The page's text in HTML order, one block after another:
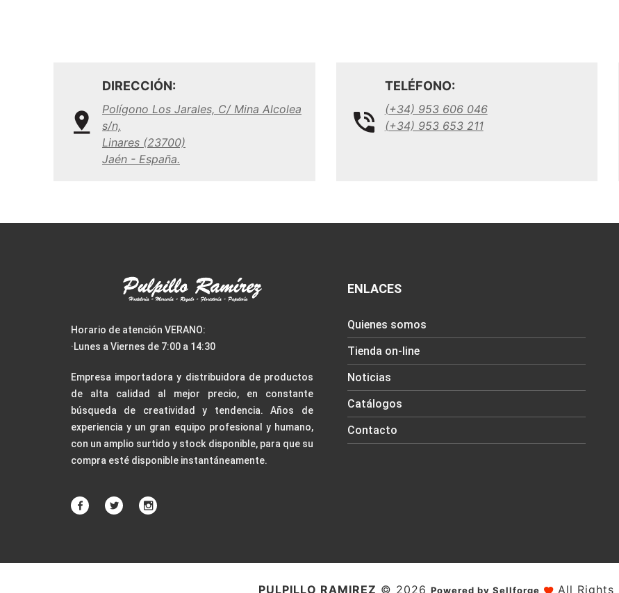
DIRECCIÓN:
Polígono Los Jarales, C/ Mina Alcolea
s/n,
Linares (23700)
Jaén - España.
TELÉFONO:
(+34) 953 606 046
(+34) 953 653 211
Horario de atención VERANO:
·Lunes a Viernes de 7:00 a 14:30
Empresa importadora y distribuidora de productos
de alta calidad al mejor precio, en constante
búsqueda de creatividad y tendencia. Años de
experiencia y un gran equipo profesional y humano,
con un amplio surtido y stock disponible, para que su
compra esté disponible instantáneamente.
ENLACES
Quienes somos
Tienda on-line
Noticias
Catálogos
Contacto
PULPILLO RAMIREZ © 2026 Powered by Sellforge All Rights